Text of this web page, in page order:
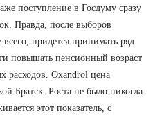
поступление в Госдуму сразу
Правда, после выборов
придется принимать ряд
повышать пенсионный возраст
расходов. Oxandrol цена
Братск. Роста не было никогда
этот показатель, с